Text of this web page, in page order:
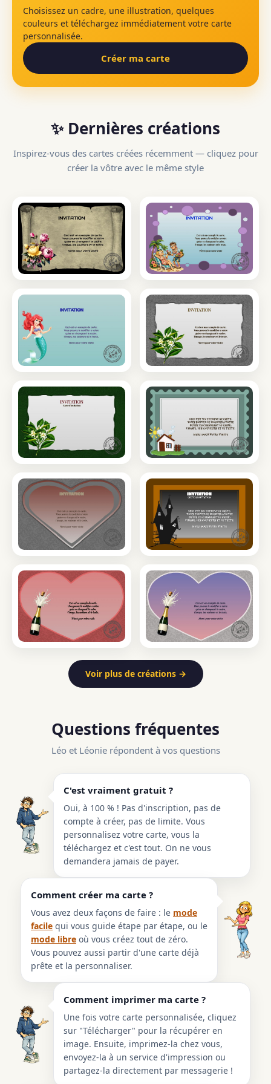
Choisissez un cadre, une illustration, quelques
couleurs et téléchargez immédiatement votre carte
personnalisée.
Créer ma carte
✨ Dernières créations
Inspirez-vous des cartes créées récemment — cliquez pour
créer la vôtre avec le même style
Voir plus de créations →
Questions fréquentes
Léo et Léonie répondent à vos questions
C'est vraiment gratuit ?
Oui, à 100 % ! Pas d'inscription, pas de
compte à créer, pas de limite. Vous
personnalisez votre carte, vous la
téléchargez et c'est tout. On ne vous
demandera jamais de payer.
Comment créer ma carte ?
Vous avez deux façons de faire : le mode
facile qui vous guide étape par étape, ou le
mode libre où vous créez tout de zéro.
Vous pouvez aussi partir d'une carte déjà
prête et la personnaliser.
Comment imprimer ma carte ?
Une fois votre carte personnalisée, cliquez
sur "Télécharger" pour la récupérer en
image. Ensuite, imprimez-la chez vous,
envoyez-la à un service d'impression ou
partagez-la directement par messagerie !